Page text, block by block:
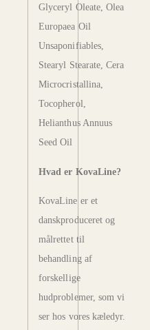
Glyceryl Oleate, Olea
Europaea Oil
Unsaponifiables,
Stearyl Stearate, Cera
Microcristallina,
Tocopherol,
Helianthus Annuus
Seed Oil
Hvad er KovaLine?
KovaLine er et
danskproduceret og
målrettet til
behandling af
forskellige
hudproblemer, som vi
ser hos vores kæledyr.